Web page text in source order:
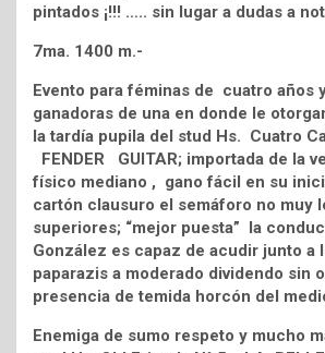
pintados ¡!!! ….. sin lugar a dudas a
7ma. 1400 m.-
Evento para féminas de cuatro años
ganadoras de una en donde le
la tardía pupila del stud Hs. Cuatro
FENDER GUITAR; importada de la
físico mediano , gano fácil en su
cartón clausuro el semáforo no muy
superiores; “mejor puesta” la
González es capaz de acudir junto a
paparazis a moderado dividendo sin
presencia de temida horcón del
Enemiga de sumo respeto y mucho